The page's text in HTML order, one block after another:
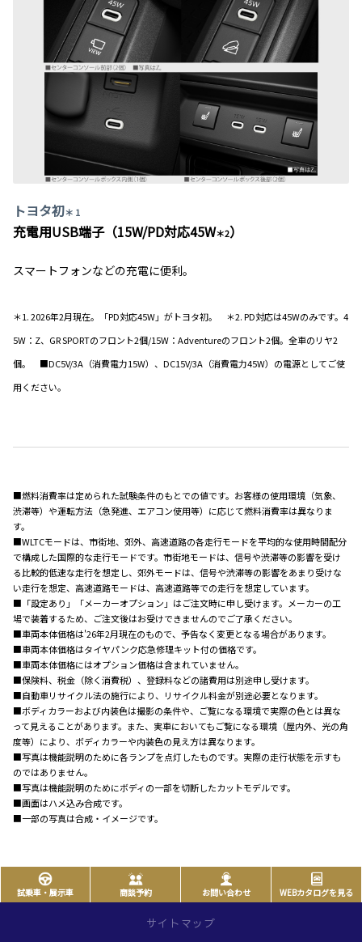
トヨタ初＊ 1
充電用USB端子（15W/PD対応45W＊2）
スマートフォンなどの充電に便利。
＊1. 2026年2月現在。「PD対応45W」がトヨタ初。 ＊2. PD対応は45Wのみです。4
5W：Z、GR SPORTのフロント2個/15W：Adventureのフロント2個。全車のリヤ2
個。 ■DC5V/3A（消費電力15W）、DC15V/3A（消費電力45W）の電源としてご使
用ください。
■燃料消費率は定められた試験条件のもとでの値です。お客様の使用環境（気象、
渋滞等）や運転方法（急発進、エアコン使用等）に応じて燃料消費率は異なりま
す。
■WLTCモードは、市街地、郊外、高速道路の各走行モードを平均的な使用時間配分
で構成した国際的な走行モードです。市街地モードは、信号や渋滞等の影響を受け
る比較的低速な走行を想定し、郊外モードは、信号や渋滞等の影響をあまり受けな
い走行を想定、高速道路モードは、高速道路等での走行を想定しています。
■「設定あり」「メーカーオプション」はご注文時に申し受けます。メーカーの工
場で装着するため、ご注文後はお受けできませんのでご了承ください。
■車両本体価格は'26年2月現在のもので、予告なく変更となる場合があります。
■車両本体価格はタイヤパンク応急修理キット付の価格です。
■車両本体価格にはオプション価格は含まれていません。
■保険料、税金（除く消費税）、登録料などの諸費用は別途申し受けます。
■自動車リサイクル法の施行により、リサイクル料金が別途必要となります。
■ボディカラーおよび内装色は撮影の条件や、ご覧になる環境で実際の色とは異な
って見えることがあります。また、実車においてもご覧になる環境（屋内外、光の角
度等）により、ボディカラーや内装色の見え方は異なります。
■写真は機能説明のために各ランプを点灯したものです。実際の走行状態を示すも
のではありません。
■写真は機能説明のためにボディの一部を切断したカットモデルです。
■画面はハメ込み合成です。
■一部の写真は合成・イメージです。
試乗車・展示車 商談予約 お問い合わせ WEBカタログを見る
サイトマップ